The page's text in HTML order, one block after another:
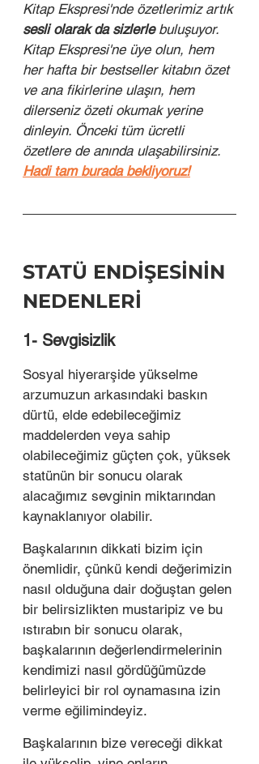
Kitap Ekspresi'nde özetlerimiz artık
sesli olarak da sizlerle buluşuyor.
Kitap Ekspresi'ne üye olun, hem
her hafta bir bestseller kitabın özet
ve ana fikirlerine ulaşın, hem
dilerseniz özeti okumak yerine
dinleyin. Önceki tüm ücretli
özetlere de anında ulaşabilirsiniz.
Hadi tam burada bekliyoruz!
STATÜ ENDİŞESİNİN
NEDENLERİ
1- Sevgisizlik
Sosyal hiyerarşide yükselme
arzumuzun arkasındaki baskın
dürtü, elde edebileceğimiz
maddelerden veya sahip
olabileceğimiz güçten çok, yüksek
statünün bir sonucu olarak
alacağımız sevginin miktarından
kaynaklanıyor olabilir.
Başkalarının dikkati bizim için
önemlidir, çünkü kendi değerimizin
nasıl olduğuna dair doğuştan gelen
bir belirsizlikten mustaripiz ve bu
ıstırabın bir sonucu olarak,
başkalarının değerlendirmelerinin
kendimizi nasıl gördüğümüzde
belirleyici bir rol oynamasına izin
verme eğilimindeyiz.
Başkalarının bize vereceği dikkat